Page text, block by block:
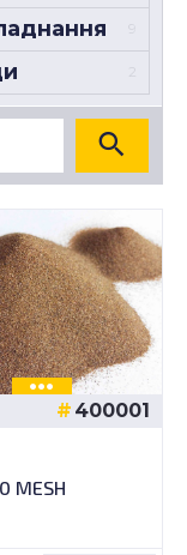
2
400001
MESH